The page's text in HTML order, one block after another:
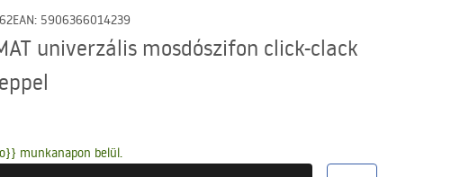
EAN: 5906366014239
MAT univerzális mosdószifon click-clack
munkanapon belül.